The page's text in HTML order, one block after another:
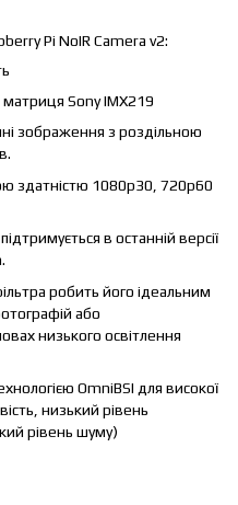
Pi NoIR Camera v2:
матриця Sony IMX219
зображення з роздільною
здатністю 1080p30, 720p60
в останній версії
робить його ідеальним
або
низького освітлення
OmniBSI для високої
низький рівень
рівень шуму)